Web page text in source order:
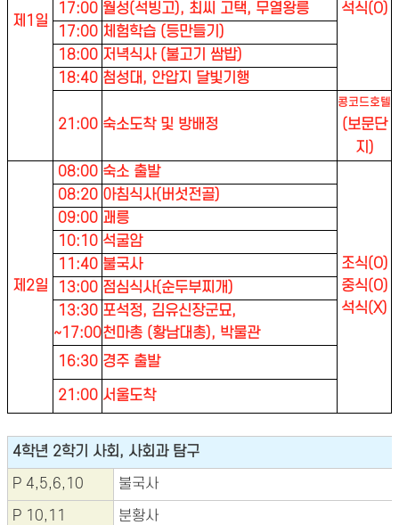
제1일
석식(O)
17:00 월성(석빙고), 최씨 고택, 무열왕릉
17:00 체험학습 (등만들기)
18:00 저녁식사 (불고기 쌈밥)
18:40 첨성대, 안압지 달빛기행
21:00 숙소도착 및 방배정
콩코드호텔
(보문단
지)
제2일
08:00 숙소 출발
조식(O)
중식(O)
석식(X)
08:20 아침식사(버섯전골)
09:00 괘릉
10:10 석굴암
11:40 불국사
13:00 점심식사(순두부찌개)
13:30
~17:00
포석정, 김유신장군묘,
천마총 (황남대총), 박물관
16:30 경주 출발
21:00 서울도착
4학년 2학기 사회, 사회과 탐구
P 4,5,6,10
불국사
P 10,11
분황사